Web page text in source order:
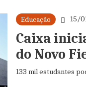
Educação 15/
Caixa
do Novo
133 mil estudantes